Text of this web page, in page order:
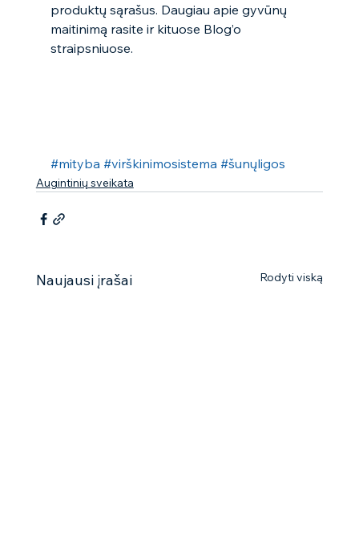
produktų sąrašus. Daugiau apie gyvūnų
maitinimą rasite ir kituose Blog’o
straipsniuose.
#mityba #virškinimosistema #šunųligos
Augintinių sveikata
Naujausi įrašai Rodyti viską